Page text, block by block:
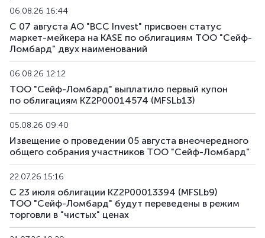
06.08.26 16:44
С 07 августа АО "BCC Invest" присвоен статус
маркет-мейкера на KASE по облигациям ТОО "Сейф-
Ломбард" двух наименований
06.08.26 12:12
ТОО "Сейф-Ломбард" выплатило первый купон
по облигациям KZ2P00014574 (MFSLb13)
05.08.26 09:40
Извещение о проведении 05 августа внеочередного
общего собрания участников ТОО "Сейф-Ломбард"
22.07.26 15:16
С 23 июля облигации KZ2P00013394 (MFSLb9)
ТОО "Сейф-Ломбард" будут переведены в режим
торговли в "чистых" ценах